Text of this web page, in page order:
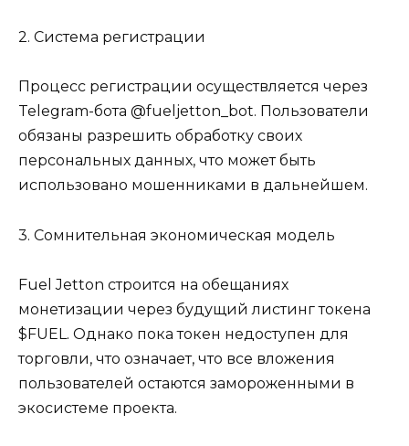
2. Система регистрации
Процесс регистрации осуществляется через
Telegram-бота @fueljetton_bot. Пользователи
обязаны разрешить обработку своих
персональных данных, что может быть
использовано мошенниками в дальнейшем.
3. Сомнительная экономическая модель
Fuel Jetton строится на обещаниях
монетизации через будущий листинг токена
$FUEL. Однако пока токен недоступен для
торговли, что означает, что все вложения
пользователей остаются замороженными в
экосистеме проекта.